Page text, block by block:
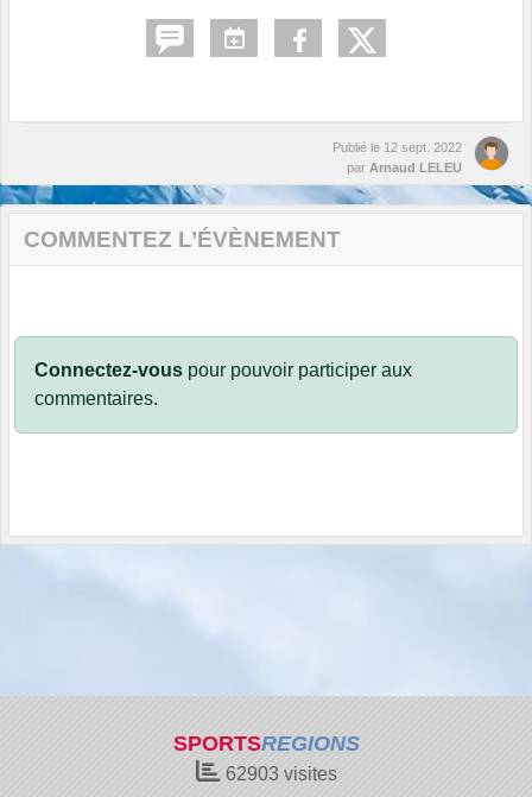
Publié le 12 sept. 2022
par Arnaud LELEU
COMMENTEZ L’ÉVÈNEMENT
Connectez-vous pour pouvoir participer aux
commentaires.
SPORTSREGIONS
62903visites